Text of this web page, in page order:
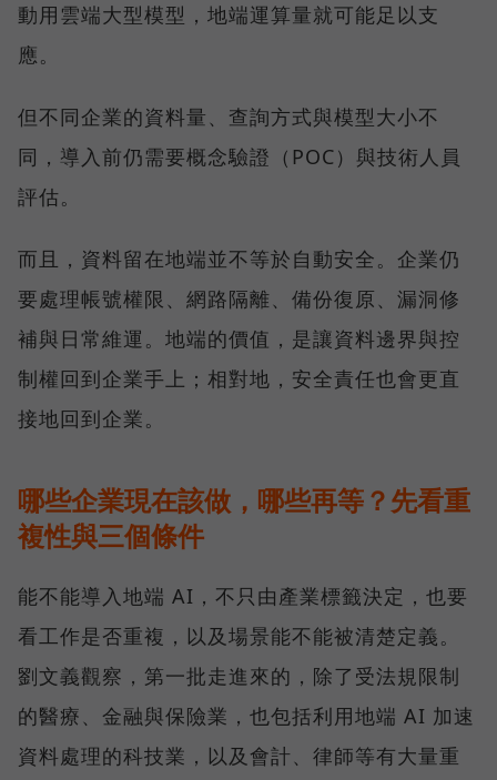
動用雲端大型模型，地端運算量就可能足以支
應。
但不同企業的資料量、查詢方式與模型大小不
同，導入前仍需要概念驗證（POC）與技術人員
評估。
而且，資料留在地端並不等於自動安全。企業仍
要處理帳號權限、網路隔離、備份復原、漏洞修
補與日常維運。地端的價值，是讓資料邊界與控
制權回到企業手上；相對地，安全責任也會更直
接地回到企業。
哪些企業現在該做，哪些再等？先看重
複性與三個條件
能不能導入地端 AI，不只由產業標籤決定，也要
看工作是否重複，以及場景能不能被清楚定義。
劉文義觀察，第一批走進來的，除了受法規限制
的醫療、金融與保險業，也包括利用地端 AI 加速
資料處理的科技業，以及會計、律師等有大量重